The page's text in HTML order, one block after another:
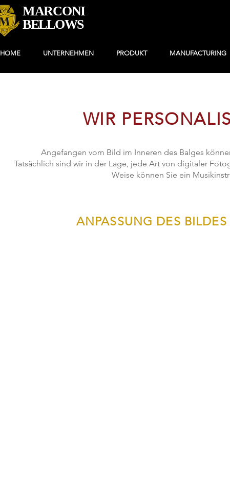
MARCONI
BELLOWS
HOME UNTERNEHMEN PRODUKT MANUFACTURING
WIR
Angefangen vom Bild im Inneren des Balges
Tatsächlich sind wir in der Lage, jede Art von digitaler
Weise können Sie ein
ANPASSUNG DES